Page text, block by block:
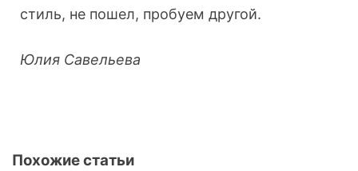
стиль, не пошел, пробуем другой.
Юлия Савельева
Похожие статьи